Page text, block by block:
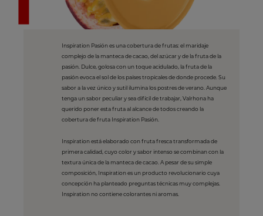
Inspiration Pasión es una cobertura de frutas: el maridaje
complejo de la manteca de cacao, del azúcar y de la fruta de la
pasión. Dulce, golosa con un toque acidulado, la fruta de la
pasión evoca el sol de los países tropicales de donde procede. Su
sabor a la vez único y sutil ilumina los postres de verano. Aunque
tenga un sabor peculiar y sea difícil de trabajar, Valrhona ha
querido poner esta fruta al alcance de todos creando la
cobertura de fruta Inspiration Pasión.
Inspiration está elaborado con fruta fresca transformada de
primera calidad, cuyo color y sabor intenso se combinan con la
textura única de la manteca de cacao. A pesar de su simple
composición, Inspiration es un producto revolucionario cuya
concepción ha planteado preguntas técnicas muy complejas.
Inspiration no contiene colorantes ni aromas.